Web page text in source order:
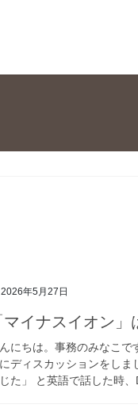
2026年5月27日
マイナスイオン
にちは。事務のみなこ
ディスカッションをし
た」 と英語で話した時